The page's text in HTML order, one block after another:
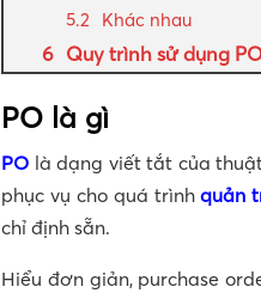
Khác nhau
Quy trình sử dụng
PO là gì
PO là dạng viết tắt của
phục vụ cho quá trìnhquản
chỉ định sẵn.
Hiểu đơn giản, purchase